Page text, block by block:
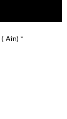
( Ain) "